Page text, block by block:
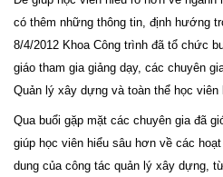
có thêm những thông tin, định hướng
8/4/2012 Khoa Công trình đã tổ chức
giáo tham gia giảng dạy, các chuyên
Quản lý xây dựng và toàn thể học viên
Qua buổi gặp mặt các chuyên gia đã
giúp học viên hiểu sâu hơn về các
dung của công tác quản lý xây dựng,